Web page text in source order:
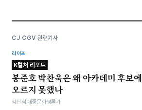
CJ CGV 관련기사
라이프
K컬처 리포트
봉준호 박찬욱은 왜 아카데미 후보에
오르지 못했나
김헌식 대중문화평론가